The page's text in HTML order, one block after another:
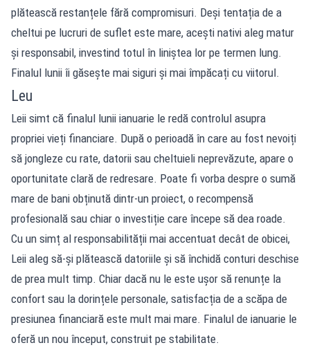
plătească restanțele fără compromisuri. Deși tentația de a
cheltui pe lucruri de suflet este mare, acești nativi aleg matur
și responsabil, investind totul în liniștea lor pe termen lung.
Finalul lunii îi găsește mai siguri și mai împăcați cu viitorul.
Leu
Leii simt că finalul lunii ianuarie le redă controlul asupra
propriei vieți financiare. După o perioadă în care au fost nevoiți
să jongleze cu rate, datorii sau cheltuieli neprevăzute, apare o
oportunitate clară de redresare. Poate fi vorba despre o sumă
mare de bani obținută dintr-un proiect, o recompensă
profesională sau chiar o investiție care începe să dea roade.
Cu un simț al responsabilității mai accentuat decât de obicei,
Leii aleg să-și plătească datoriile și să închidă conturi deschise
de prea mult timp. Chiar dacă nu le este ușor să renunțe la
confort sau la dorințele personale, satisfacția de a scăpa de
presiunea financiară este mult mai mare. Finalul de ianuarie le
oferă un nou început, construit pe stabilitate.